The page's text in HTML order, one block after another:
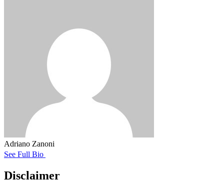
Adriano Zanoni
See Full Bio
Disclaimer